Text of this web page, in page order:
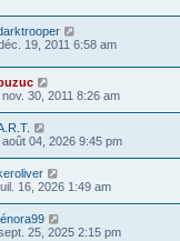
19, 2011 6:58 am
buzuc
nov. 30, 2011 8:26 am
août 04, 2026 9:45 pm
16, 2026 1:49 am
25, 2025 2:15 pm